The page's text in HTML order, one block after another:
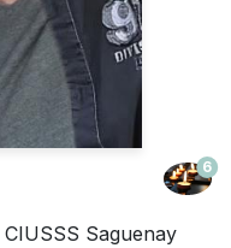
6
Saguenay